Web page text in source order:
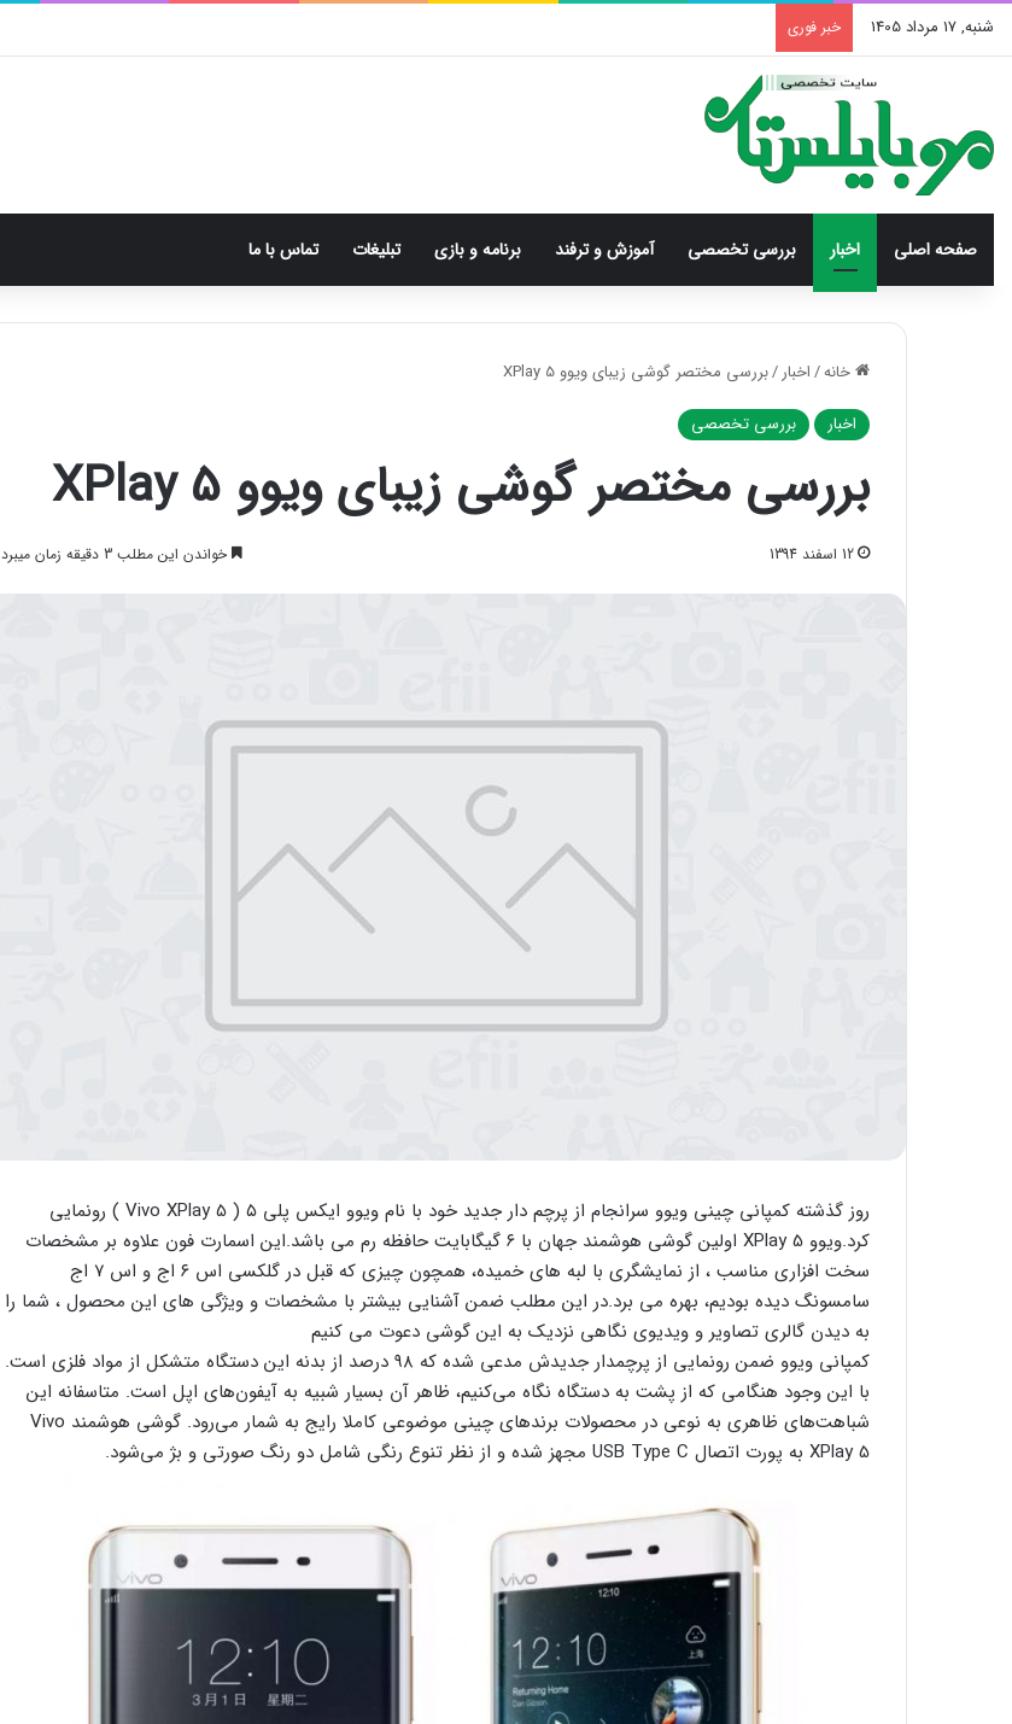
شنبه, 17 مرداد 1405 خبر فوری
صفحه اصلی اخبار بررسی‌ تخصصی آموزش و ترفند برنامه و بازی تبلیغات تماس با ما
خانه/اخبار/بررسی مختصر گوشی زیبای ویوو XPlay 5
اخبار بررسی‌ تخصصی
بررسی مختصر گوشی زیبای ویوو XPlay 5
12 اسفند 1394 خواندن این مطلب 3 دقیقه زمان میبرد
روز گذشته کمپانی چینی ویوو سرانجام از پرچم دار جدید خود با نام ویوو ایکس پلی ۵ ( Vivo XPlay 5 ) رونمایی
کرد.ویوو XPlay 5 اولین گوشی هوشمند جهان با ۶ گیگابایت حافظه رم می باشد.این اسمارت فون علاوه بر مشخصات
سخت افزاری مناسب ، از نمایشگری با لبه های خمیده، همچون چیزی که قبل در گلکسی اس ۶ اج و اس ۷ اج
سامسونگ دیده بودیم، بهره می برد.در این مطلب ضمن آشنایی بیشتر با مشخصات و ویژگی های این محصول ، شما را
به دیدن گالری تصاویر و ویدیوی نگاهی نزدیک به این گوشی دعوت می کنیم
کمپانی ویوو ضمن رونمایی از پرچمدار جدیدش مدعی شده که ۹۸ درصد از بدنه این دستگاه متشکل از مواد فلزی است.
با این وجود هنگامی که از پشت به دستگاه نگاه می‌کنیم، ظاهر آن بسیار شبیه به آیفون‌های اپل است. متاسفانه این
شباهت‌های ظاهری به نوعی در محصولات برندهای چینی موضوعی کاملا رایج به شمار می‌رود. گوشی هوشمند Vivo
XPlay 5 به پورت اتصال USB Type C مجهز شده و از نظر تنوع رنگی شامل دو رنگ صورتی و بژ می‌شود.